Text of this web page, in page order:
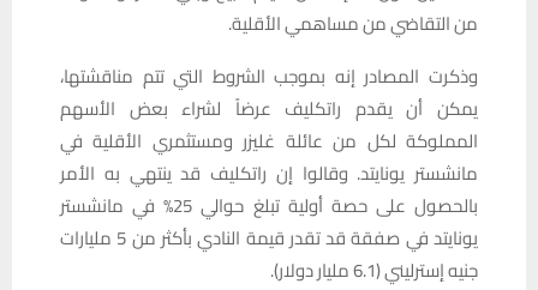
من التقاضي من مساهمي الأقلية.
وذكرت المصادر إنه بموجب الشروط التي تتم مناقشتها،
يمكن أن يقدم راتكليف عرضاً لشراء بعض الأسهم
المملوكة لكل من عائلة غليزر ومستثمري الأقلية في
مانشستر يونايتد. وقالوا إن راتكليف قد ينتهي به الأمر
بالحصول على حصة أولية تبلغ حوالي 25% في مانشستر
يونايتد في صفقة قد تقدر قيمة النادي بأكثر من 5 مليارات
جنيه إسترليني (6.1 مليار دولار).